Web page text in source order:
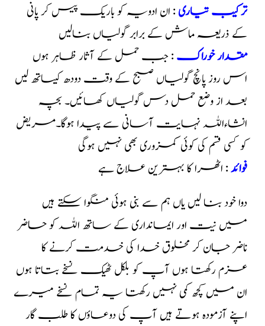
ترکیب تیاری: ان ادویہ کو باریک پیس کر پانی
کے ذریعہ ماش کے برابر گولیاں بنالیں
مقدار خوراک: جب حمل کے آثار ظاہر ہوں
اس روز پانچ گولیاں صبح کے وقت دودھ کیساتھ لیں
بعد از وضع حمل دس گولیاں کھائیں۔ بچہ
انشاءاللہ نہایت آسانی سے پیدا ہوگا۔مریض
کو کسی قسم کی کوئی کمزوری بھی نہیں ہوگی
فوائد: اٹھرا کا بہترین علاج ہے
دوا خود بنا لیں یاں ہم سے بنی ہوئی منگوا سکتے ہیں
میں نیت اور ایمانداری کے ساتھ اللہ کو حاضر
ناضر جان کر مخلوق خدا کی خدمت کرنے کا
عزم رکھتا ہوں آپ کو بلکل ٹھیک نسخے بتاتا ہوں
ان میں کچھ کمی نہیں رکھتا یہ تمام نسخے میرے
اپنے آزمودہ ہوتے ہیں آپ کی دوعاؤں کا طلب گار